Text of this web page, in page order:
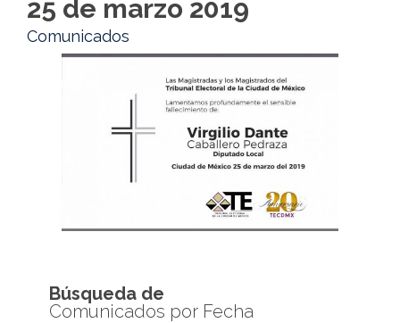
25 de marzo 2019
Comunicados
Búsqueda de
Comunicados por Fecha